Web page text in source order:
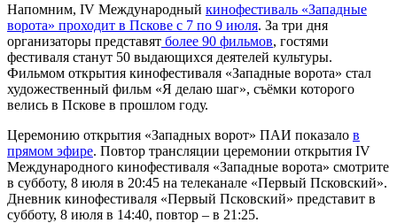
Напомним, IV Международный кинофестиваль «Западные
ворота» проходит в Пскове с 7 по 9 июля. За три дня
организаторы представят более 90 фильмов, гостями
фестиваля станут 50 выдающихся деятелей культуры.
Фильмом открытия кинофестиваля «Западные ворота» стал
художественный фильм «Я делаю шаг», съёмки которого
велись в Пскове в прошлом году.
Церемонию открытия «Западных ворот» ПАИ показало в
прямом эфире. Повтор трансляции церемонии открытия IV
Международного кинофестиваля «Западные ворота» смотрите
в субботу, 8 июля в 20:45 на телеканале «Первый Псковский».
Дневник кинофестиваля «Первый Псковский» представит в
субботу, 8 июля в 14:40, повтор – в 21:25.